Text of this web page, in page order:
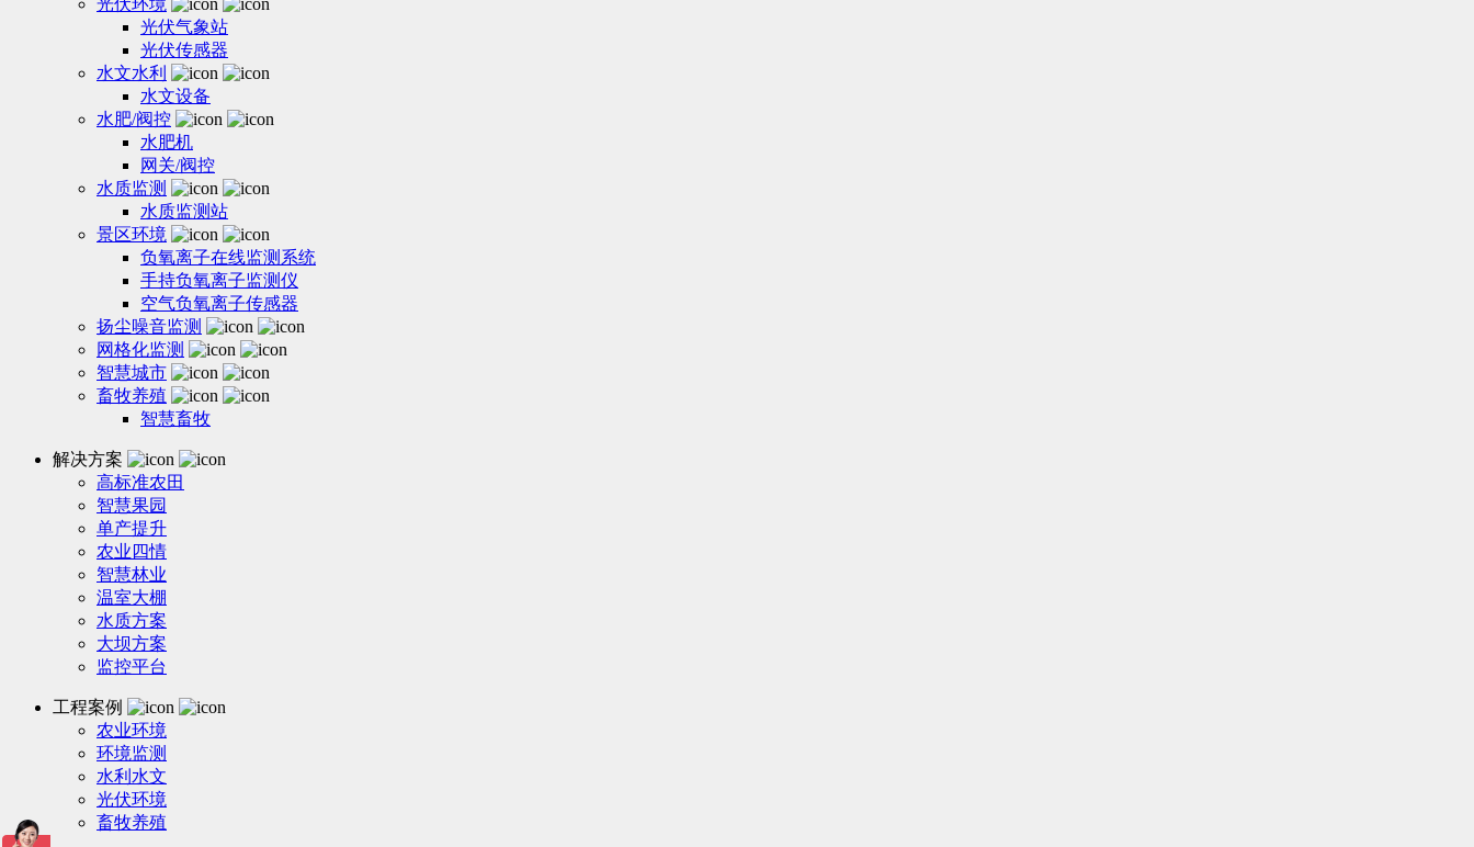
光伏环境
光伏气象站
光伏传感器
水文水利
水文设备
水肥/阀控
水肥机
网关/阀控
水质监测
水质监测站
景区环境
负氧离子在线监测系统
手持负氧离子监测仪
空气负氧离子传感器
扬尘噪音监测
网格化监测
智慧城市
畜牧养殖
智慧畜牧
解决方案
高标准农田
智慧果园
单产提升
农业四情
智慧林业
温室大棚
水质方案
大坝方案
监控平台
工程案例
农业环境
环境监测
水利水文
光伏环境
畜牧养殖